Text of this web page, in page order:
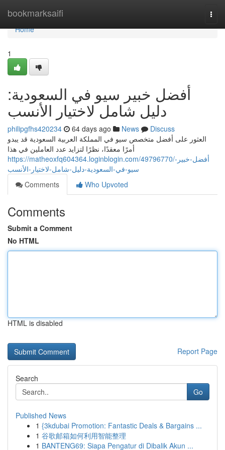
bookmarksaifi
Home
Home
1
أفضل خبير سيو في السعودية:
دليل شامل لاختيار الأنسب
philipgfhs420234 64 days ago News
Discuss
العثور على أفضل متخصص سيو في المملكة العربية السعودية قد يبدو
أمرًا معقدًا، نظرًا لتزايد عدد العاملين في هذا
https://matheoxfq604364.loginblogin.com/49796770/أفضل-خبير-
سيو-في-السعودية-دليل-شامل-لاختيار-الأنسب
Comments
Who Upvoted
Comments
Submit a Comment
No HTML
HTML is disabled
Report Page
Search
Go
Published News
1 {3kdubai Promotion: Fantastic Deals & Bargains ...
1 谷歌邮箱如何利用智能整理
1 BANTENG69: Siapa Pengatur di Dibalik Akun ...